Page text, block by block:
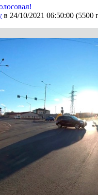
в 24/10/2021 06:50:00 (5500